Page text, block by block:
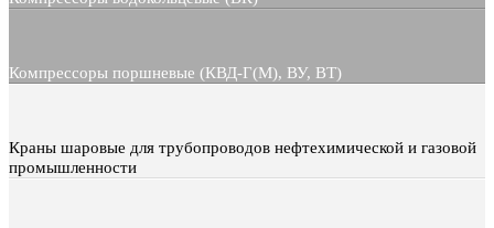
Компрессоры поршневые (КВД-Г(М), ВУ, ВТ)
Краны шаровые для трубопроводов нефтехимической и газовой
промышленности